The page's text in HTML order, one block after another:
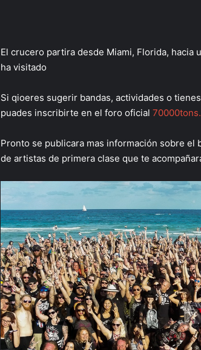
El crucero partira desde Miami, Florida, hacia
ha visitado
Si qioeres sugerir bandas, actividades o
puades inscribirte en el foro oficial
Pronto se publicara mas información sobre
de artistas de primera clase que te